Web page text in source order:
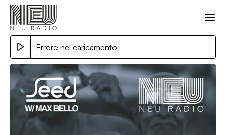
Errore nel caricamento